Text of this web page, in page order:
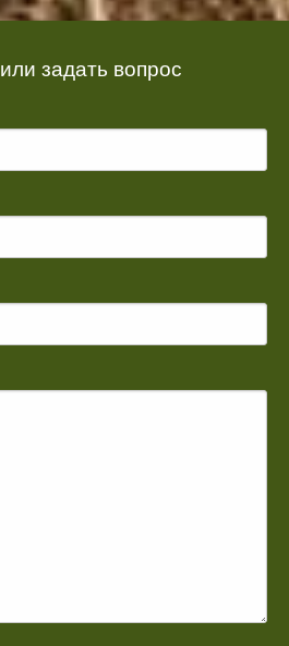
задать вопрос